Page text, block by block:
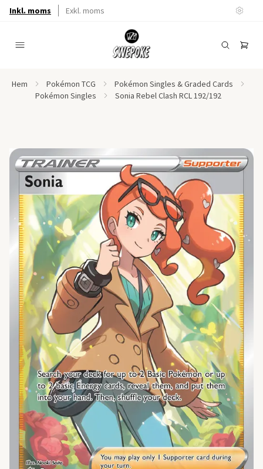
Inkl. moms Exkl. moms
Hem Pokémon TCG
Pokémon Singles & Graded Cards
Pokémon Singles
Sonia Rebel Clash RCL 192/192